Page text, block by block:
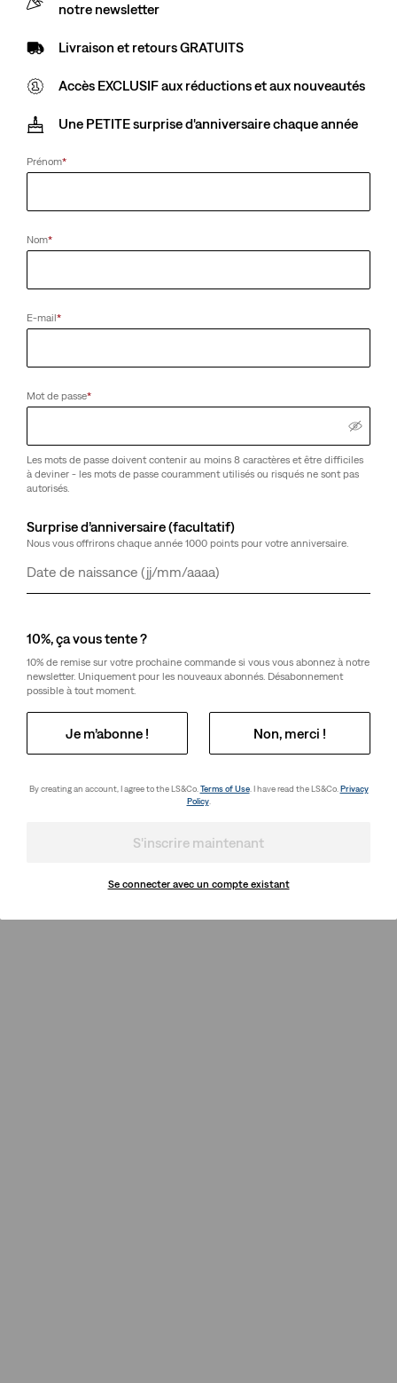
notre newsletter
Livraison et retours GRATUITS
Accès EXCLUSIF aux réductions et aux nouveautés
Une PETITE surprise d'anniversaire chaque année
Prénom*
Nom*
E-mail*
Mot de passe*
Les mots de passe doivent contenir au moins 8 caractères et être difficiles
à deviner - les mots de passe couramment utilisés ou risqués ne sont pas
autorisés.
Surprise d’anniversaire (facultatif)
Nous vous offrirons chaque année 1000 points pour votre anniversaire.
Jour
Mois
Année
10%, ça vous tente ?
10% de remise sur votre prochaine commande si vous vous abonnez à notre
newsletter. Uniquement pour les nouveaux abonnés. Désabonnement
possible à tout moment.
Je m’abonne ! Non, merci !
By creating an account, I agree to the LS&Co. Terms of Use. I have read the LS&Co. Privacy
Policy.
S'inscrire maintenant
Se connecter avec un compte existant